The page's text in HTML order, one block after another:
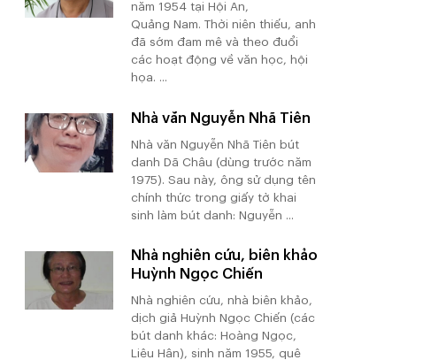
năm 1954 tại Hội An,
Quảng Nam. Thời niên thiếu, anh
đã sớm đam mê và theo đuổi
các hoạt động về văn học, hội
họa. ...
Nhà văn Nguyễn Nhã Tiên
Nhà văn Nguyễn Nhã Tiên bút
danh Dã Châu (dùng trước năm
1975). Sau này, ông sử dụng tên
chính thức trong giấy tờ khai
sinh làm bút danh: Nguyễn ...
Nhà nghiên cứu, biên khảo
Huỳnh Ngọc Chiến
Nhà nghiên cứu, nhà biên khảo,
dịch giả Huỳnh Ngọc Chiến (các
bút danh khác: Hoàng Ngọc,
Liêu Hân), sinh năm 1955, quê